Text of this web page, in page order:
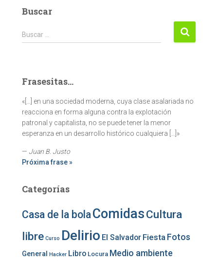
Buscar
Buscar:
Buscar …
Frasesitas...
«[…] en una sociedad moderna, cuya clase asalariada no
reacciona en forma alguna contra la explotación
patronal y capitalista, no se puede tener la menor
esperanza en un desarrollo histórico cualquiera […]»
— Juan B. Justo
Próxima frase »
Categorías
Casa de la bolaComidasCultura
libre Curso Delirio El Salvador Fiesta Fotos
General Hacker Libro Locura Medio ambiente